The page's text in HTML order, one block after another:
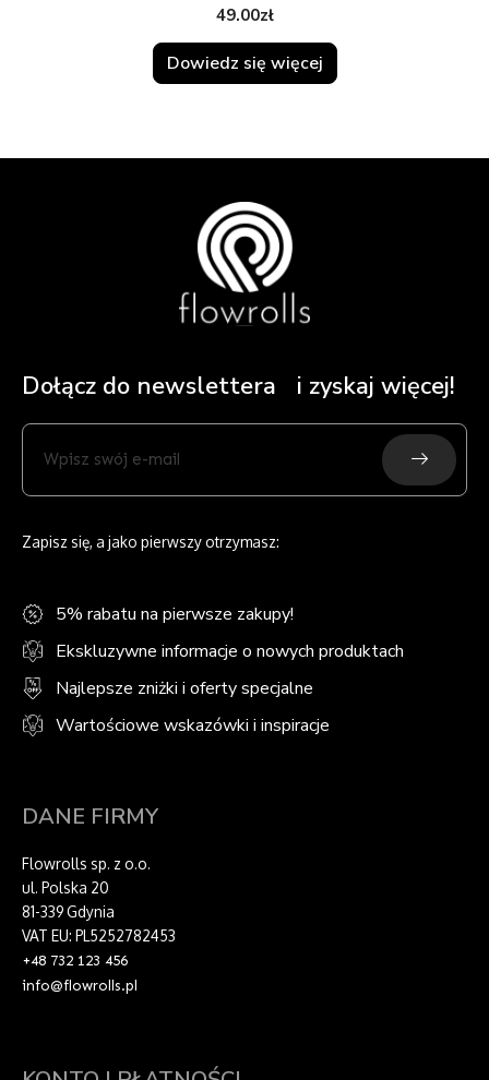
49.00zł
Dowiedz się więcej
Dołącz do newslettera i zyskaj więcej!
swój
e-
Submit
Zapisz się, a jako pierwszy otrzymasz:
5% rabatu na pierwsze zakupy!
Ekskluzywne informacje o nowych produktach
Najlepsze zniżki i oferty specjalne
Wartościowe wskazówki i inspiracje
DANE FIRMY
Flowrolls sp. z o.o.
ul. Polska 20
81-339 Gdynia
VAT EU: PL5252782453
+48 732 123 456
info@flowrolls.pl